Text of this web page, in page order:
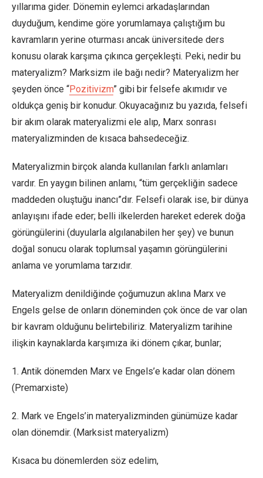
yıllarıma gider. Dönemin eylemci arkadaşlarından
duyduğum, kendime göre yorumlamaya çalıştığım bu
kavramların yerine oturması ancak üniversitede ders
konusu olarak karşıma çıkınca gerçekleşti. Peki, nedir bu
materyalizm? Marksizm ile bağı nedir? Materyalizm her
şeyden önce “Pozitivizm” gibi bir felsefe akımıdır ve
oldukça geniş bir konudur. Okuyacağınız bu yazıda, felsefi
bir akım olarak materyalizmi ele alıp, Marx sonrası
materyalizminden de kısaca bahsedeceğiz.
Materyalizmin birçok alanda kullanılan farklı anlamları
vardır. En yaygın bilinen anlamı, “tüm gerçekliğin sadece
maddeden oluştuğu inancı”dır. Felsefi olarak ise, bir dünya
anlayışını ifade eder; belli ilkelerden hareket ederek doğa
görüngülerini (duyularla algılanabilen her şey) ve bunun
doğal sonucu olarak toplumsal yaşamın görüngülerini
anlama ve yorumlama tarzıdır.
Materyalizm denildiğinde çoğumuzun aklına Marx ve
Engels gelse de onların döneminden çok önce de var olan
bir kavram olduğunu belirtebiliriz. Materyalizm tarihine
ilişkin kaynaklarda karşımıza iki dönem çıkar, bunlar;
1. Antik dönemden Marx ve Engels’e kadar olan dönem
(Premarxiste)
2. Mark ve Engels’in materyalizminden günümüze kadar
olan dönemdir. (Marksist materyalizm)
Kısaca bu dönemlerden söz edelim,